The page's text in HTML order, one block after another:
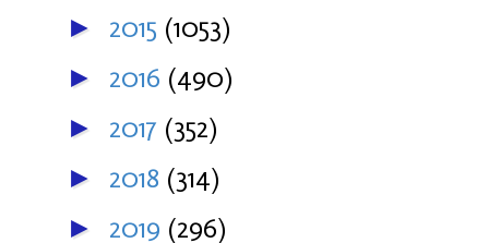
► 2015 (1053)
► 2016 (490)
► 2017 (352)
► 2018 (314)
► 2019 (296)